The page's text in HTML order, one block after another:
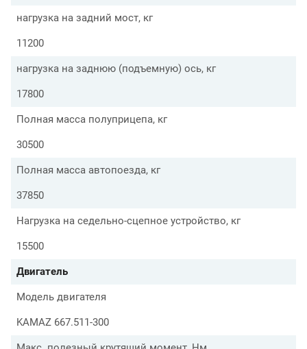
нагрузка на задний мост, кг
11200
нагрузка на заднюю (подъемную) ось, кг
17800
Полная масса полуприцепа, кг
30500
Полная масса автопоезда, кг
37850
Нагрузка на седельно-сцепное устройство, кг
15500
Двигатель
Модель двигателя
KAMAZ 667.511-300